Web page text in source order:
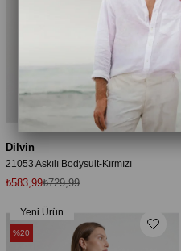
Dilvin
21053 Askılı Bodysuit-Kırmızı
₺583,99₺729,99
Yeni Ürün
%20